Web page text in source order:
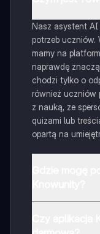
Nasz asystent
potrzeb uczniów.
mamy na
naprawdę
chodzi tylko o
również uczniów
z nauką, ze
quizami lub
opartą na